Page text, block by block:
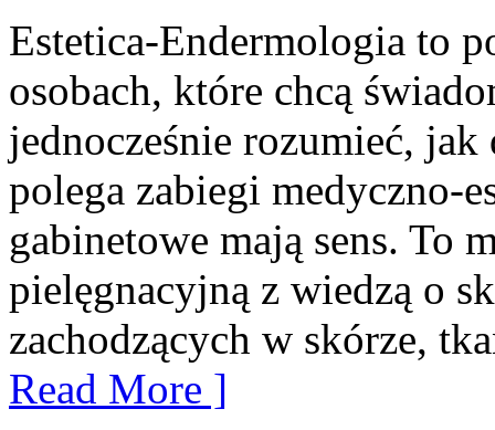
Estetica-Endermologia to
osobach, które chcą
jednocześnie rozumieć,
polega zabiegi medyczno-
gabinetowe mają sens. To
pielęgnacyjną z wiedzą o
zachodzących w skórze,
Read More ]